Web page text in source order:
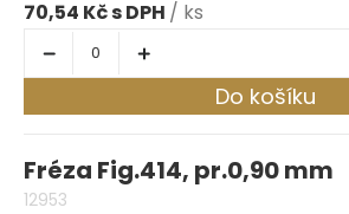
70,54 Kč / ks
Do košíku
Fréza Fig.414, pr.0,90 mm
12953